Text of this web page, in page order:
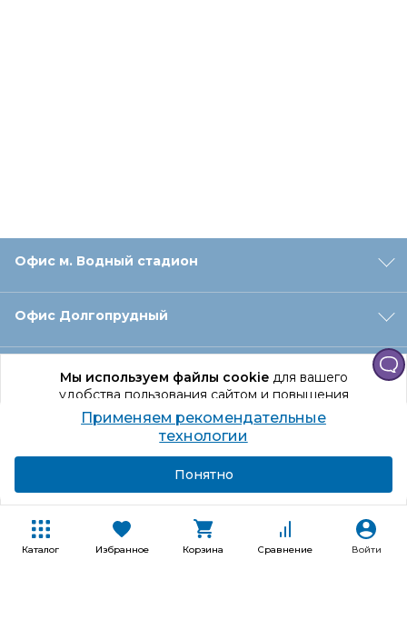
Каталог Избранное Корзина Сравнение Войти
Мы используем файлы cookieдля вашего
удобства пользования сайтом и повышения
качества рекомендаций.
Продолжая использование сайта, вы даете
согласие на обработку персональных данных
Офис м. Водный стадион
Офис Долгопрудный
Офис Санкт‑Петербург
Оформление заказа
Покупателям
Применяем рекомендательные
технологии
Понятно